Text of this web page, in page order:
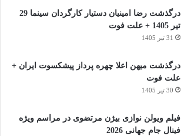
درگذشت رضا امینیان دستیار کارگردان سینما 29
تیر 1405 + علت فوت
31 تیر 1405
درگذشت میهن اعلا چهره پرداز پیشکسوت ایران +
علت فوت
30 تیر 1405
فیلم ویولن نوازی بیژن مرتضوی در مراسم ویژه
فینال جام جهانی 2026